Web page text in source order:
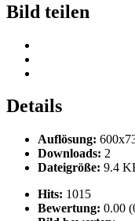
Bild teilen
Details
Auflösung:
Downloads: 2
Dateigröße: 9.4
Hits: 1015
Bewertung: 0.00